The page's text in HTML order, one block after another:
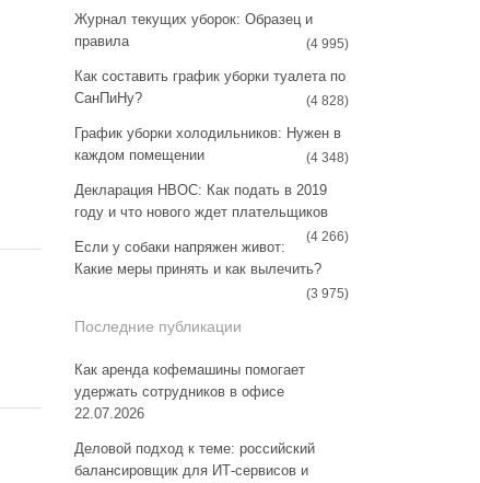
Журнал текущих уборок: Образец и
правила
(4 995)
Как составить график уборки туалета по
СанПиНу?
(4 828)
График уборки холодильников: Нужен в
каждом помещении
(4 348)
Декларация НВОС: Как подать в 2019
году и что нового ждет плательщиков
(4 266)
Если у собаки напряжен живот:
Какие меры принять и как вылечить?
(3 975)
Последние публикации
Как аренда кофемашины помогает
удержать сотрудников в офисе
22.07.2026
Деловой подход к теме: российский
балансировщик для ИТ-сервисов и